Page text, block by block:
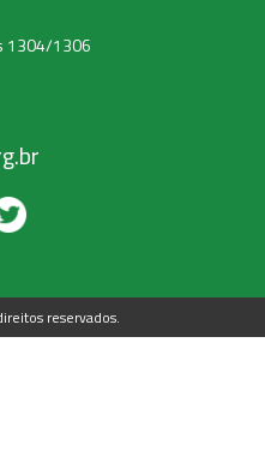
1304/1306
reservados.